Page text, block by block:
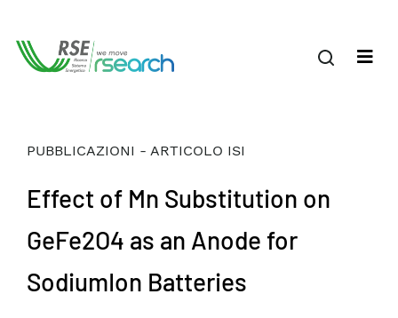
PUBBLICAZIONI - ARTICOLO ISI
Effect of Mn Substitution on
GeFe2O4 as an Anode for
SodiumIon Batteries